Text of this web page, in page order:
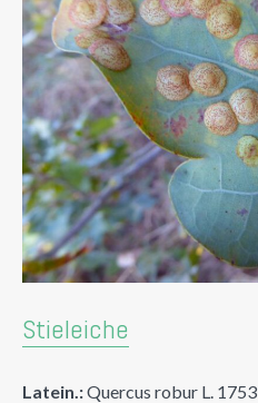
Stieleiche
Latein.:Quercus robur L. 1753